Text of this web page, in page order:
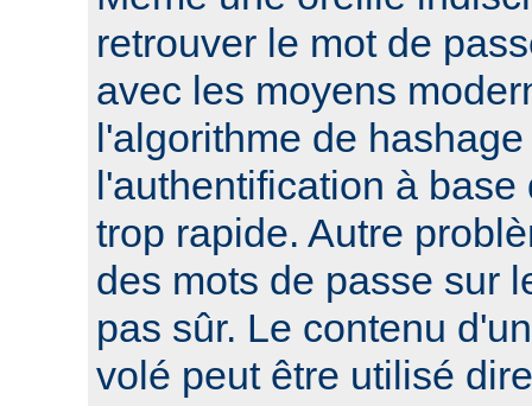
retrouver le mot de
avec les moyens
l'algorithme de
l'authentification à
trop rapide. Autre
des mots de passe sur
pas sûr. Le contenu
volé peut être utilisé